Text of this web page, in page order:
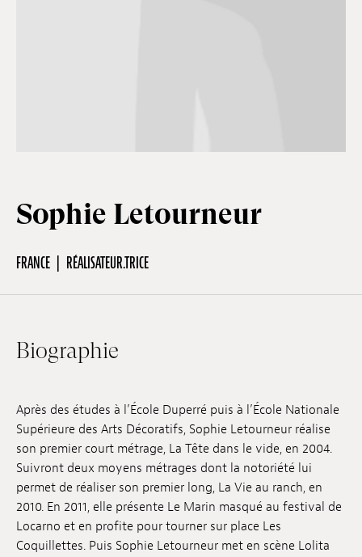
Scolaire
Presse / Pro
FR
Soumissions
Archives
Publications
Sophie Letourneur
FRANCE RÉALISATEUR.TRICE
Biographie
Après des études à l’École Duperré puis à l’École Nationale
Supérieure des Arts Décoratifs, Sophie Letourneur réalise
son premier court métrage, La Tête dans le vide, en 2004.
Suivront deux moyens métrages dont la notoriété lui
permet de réaliser son premier long, La Vie au ranch, en
2010. En 2011, elle présente Le Marin masqué au festival de
Locarno et en profite pour tourner sur place Les
Coquillettes. Puis Sophie Letourneur met en scène Lolita